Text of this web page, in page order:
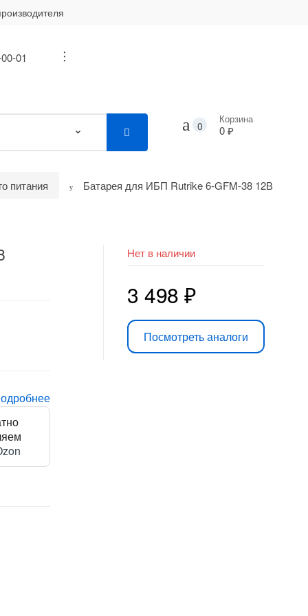
01 ...
0
Корзина
0 ₽
питания Батарея для ИБП Rutrike 6-GFM-38 12В
Нет в наличии
3 498 ₽
Посмотреть аналоги